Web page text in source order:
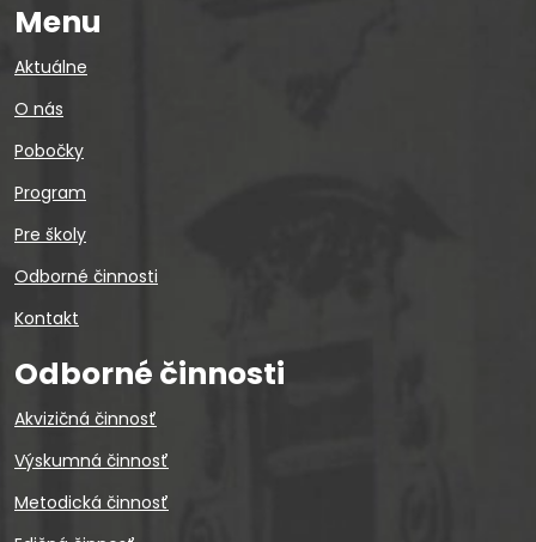
Menu
Aktuálne
O nás
Pobočky
Program
Pre školy
Odborné činnosti
Kontakt
Odborné činnosti
Akvizičná činnosť
Výskumná činnosť
Metodická činnosť